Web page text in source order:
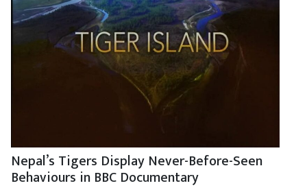
Nepal’s Tigers Display Never-Before-Seen
Behaviours in BBC Documentary